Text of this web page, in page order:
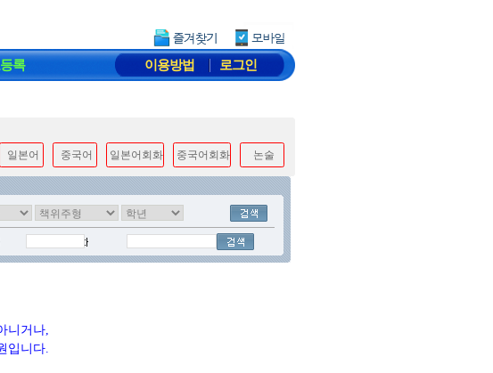
록 이용방법 로그인
일본어 중국어 일본어회화 중국어회화 논술
니거나,
입니다.